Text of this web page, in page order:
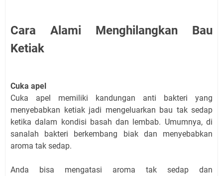
Cara Alami Menghilangkan Bau
Ketiak
Cuka apel
Cuka apel memiliki kandungan anti bakteri yang
menyebabkan ketiak jadi mengeluarkan bau tak sedap
ketika dalam kondisi basah dan lembab. Umumnya, di
sanalah bakteri berkembang biak dan menyebabkan
aroma tak sedap.
Anda bisa mengatasi aroma tak sedap dan